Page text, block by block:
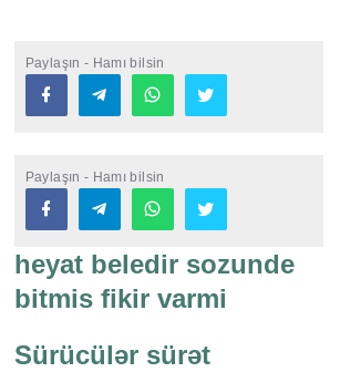
Paylaşın - Hamı bilsin
Paylaşın - Hamı bilsin
heyat beledir sozunde
bitmis fikir varmi
Sürücülər sürət